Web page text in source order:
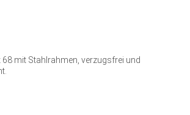
mit Stahlrahmen, verzugsfrei und